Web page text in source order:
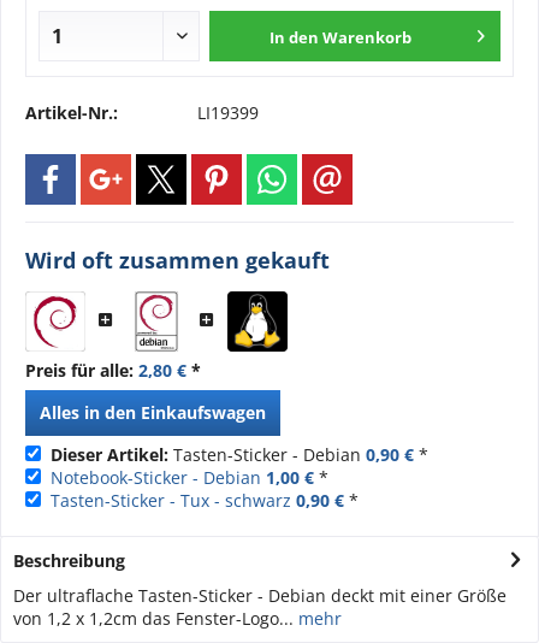
In den Warenkorb
Artikel-Nr.: LI19399
Wird oft zusammen gekauft
Preis für alle: 2,80 € *
Alles in den Einkaufswagen
Dieser Artikel: Tasten-Sticker - Debian 0,90 € *
Notebook-Sticker - Debian 1,00 € *
Tasten-Sticker - Tux - schwarz 0,90 € *
Beschreibung
Der ultraflache Tasten-Sticker - Debian deckt mit einer Größe
von 1,2 x 1,2cm das Fenster-Logo... mehr